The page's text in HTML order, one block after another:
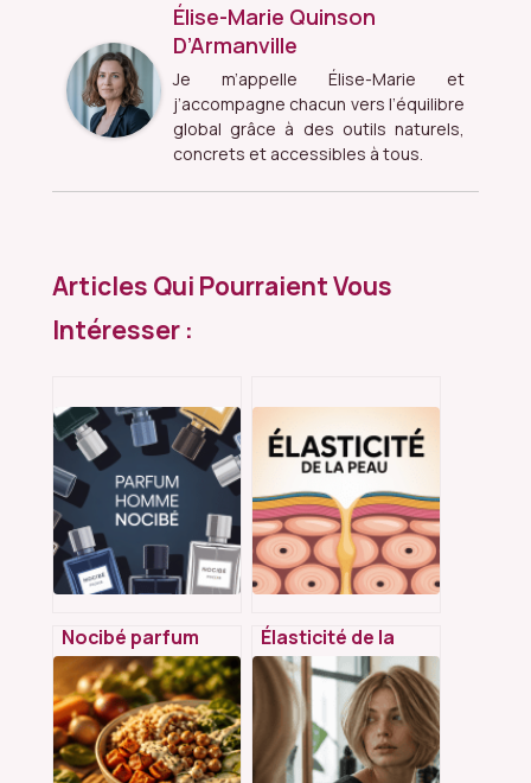
Élise-Marie Quinson
D’Armanville
Je m’appelle Élise-Marie et
j’accompagne chacun vers l’équilibre
global grâce à des outils naturels,
concrets et accessibles à tous.
Articles Qui Pourraient Vous
Intéresser :
Nocibé parfum
homme : guide
complet pour
choisir le bon
parfum
Élasticité de la
peau : comment la
préserver et la
retrouver à tout
âge